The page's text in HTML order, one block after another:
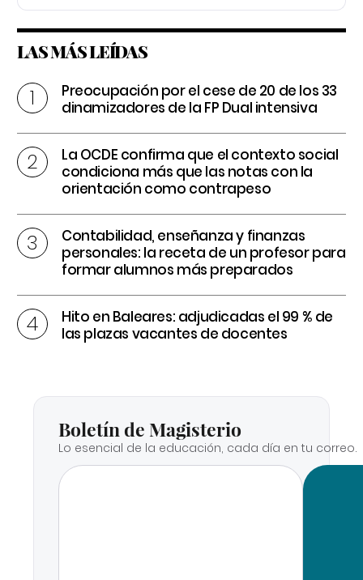
LAS MÁS LEÍDAS
Preocupación por el cese de 20 de los 33
dinamizadores de la FP Dual intensiva
La OCDE confirma que el contexto social
condiciona más que las notas con la
orientación como contrapeso
Contabilidad, enseñanza y finanzas
personales: la receta de un profesor para
formar alumnos más preparados
Hito en Baleares: adjudicadas el 99 % de
las plazas vacantes de docentes
Boletín de Magisterio
Lo esencial de la educación, cada día en tu correo.